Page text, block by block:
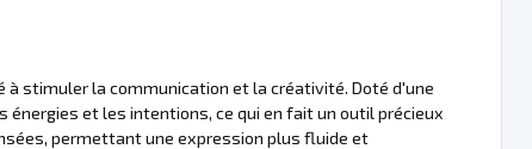
stimuler la communication et la créativité. Doté d'une
énergies et les intentions, ce qui en fait un outil précieux
permettant une expression plus fluide et